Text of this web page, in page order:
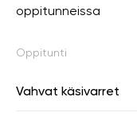
oppitunneissa
Oppitunti
Vahvat käsivarret